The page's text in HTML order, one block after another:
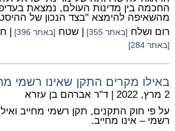
החכמה בין מדינות העולם, נמצאת
מהשאיפה להימצא "בצד הנכון של
רום ושלח [באתר 355] | שטח [באתר 396] |
[באתר 284]
באילו מקרים התקן שאינו רשמי
2 מרץ, 2022 | ד"ר אברהם בן עזרא
על פי חוק התקנים, תקן רשמי מחייב
רשמי – אינו מחייב.